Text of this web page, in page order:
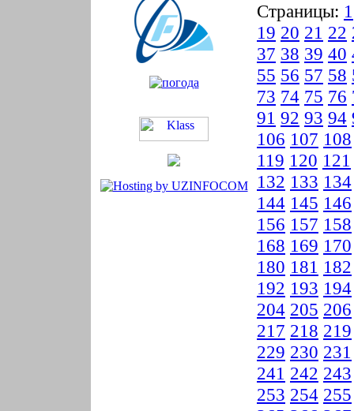
Страницы: 1
19 20 21 22
37 38 39 40
55 56 57 58
73 74 75 76
91 92 93 94
106 107 108
119 120 121
132 133 134
144 145 146
156 157 158
168 169 170
180 181 182
192 193 194
204 205 206
217 218 219
229 230 231
241 242 243
253 254 255